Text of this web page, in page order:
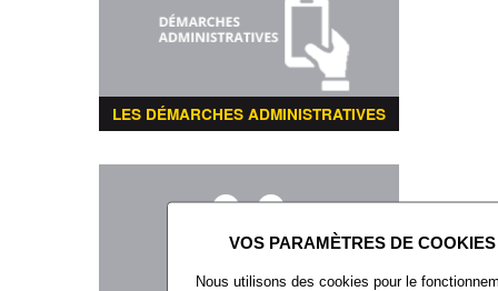
LES DÉMARCHES ADMINISTRATIVES
Nous utilisons des cookies pour le